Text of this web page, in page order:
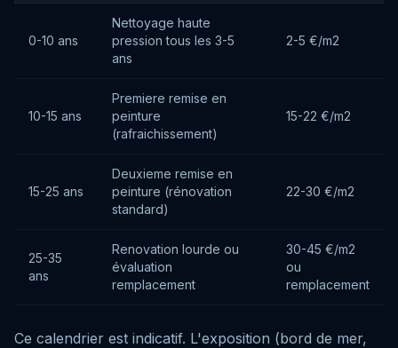
0-10 ans
Nettoyage haute
pression tous les 3-5
ans
2-5 €/m2
10-15 ans
Premiere remise en
peinture
(rafraichissement)
15-22 €/m2
15-25 ans
Deuxieme remise en
peinture (rénovation
standard)
22-30 €/m2
25-35
ans
Renovation lourde ou
évaluation
remplacement
30-45 €/m2
ou
remplacement
Ce calendrier est indicatif. L'exposition (bord de mer,